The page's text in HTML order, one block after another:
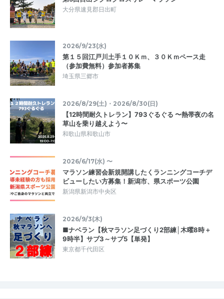
大分県速見郡日出町
2026/9/23(水)
第１５回江戸川土手１０Ｋｍ、３０Ｋｍペース走
（参加費無料）参加者募集
埼玉県三郷市
2026/8/29(土)・2026/8/30(日)
【12時間耐久トレラン】793ぐるぐる 〜熱帯夜の名
草山を乗り越えよう〜
和歌山県和歌山市
2026/6/17(水) 〜
マラソン練習会新規開講したくランニングコーチデ
ビューしたい方募集！新潟市、県スポーツ公園
新潟県新潟市中央区
2026/9/3(木)
■ナベラン【秋マラソン足づくり2部練│木曜8時＋
9時半】サブ3～サブ5【単発】
東京都千代田区